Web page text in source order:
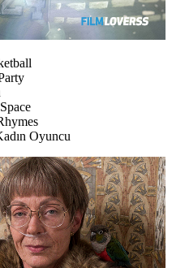
Oyuncu